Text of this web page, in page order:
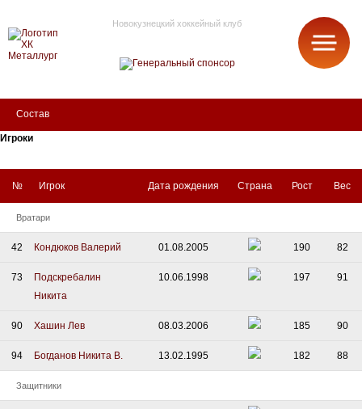
Новокузнецкий хоккейный клуб
Состав
Игроки
№ Игрок Дата рождения Страна Рост Вес
Вратари
42 Кондюков Валерий 01.08.2005 190 82
73
Подскребалин
Никита
10.06.1998 197 91
90 Хашин Лев 08.03.2006 185 90
94 Богданов Никита В. 13.02.1995 182 88
Защитники